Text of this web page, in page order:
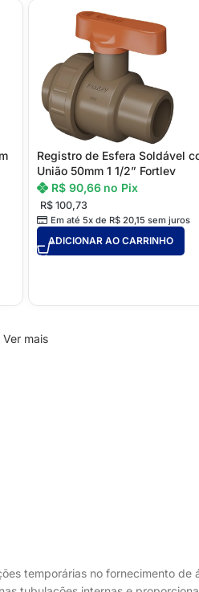
Registro de Esfera Soldável
União 50mm 1 1/2” Fortlev
R$ 100,73
Em até 5x de R$20,15 sem juros
R$90,66 no Pix
ADICIONAR AO CARRINHO
Ver mais
temporárias no fornecimento